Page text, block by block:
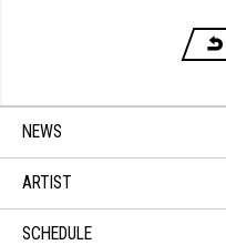
NEWS
ARTIST
SCHEDULE